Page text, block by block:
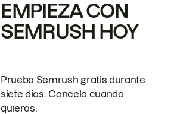
EMPIEZA CON
SEMRUSH HOY
Prueba Semrush gratis durante
siete días. Cancela cuando
quieras.